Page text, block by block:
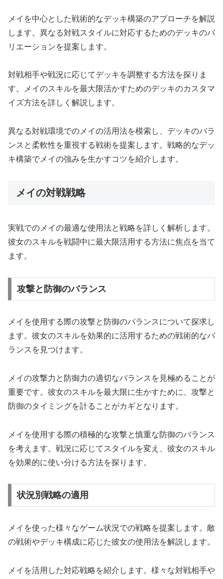
メイを中心とした戦術的なデッキ構築のアプローチを解説
します。異なる対戦スタイルに対応するためのデッキのバ
リエーションを提案します。
対戦相手や戦況に応じてデッキを調整する方法を探りま
す。メイのスキルを最大限活かすためのデッキのカスタマ
イズ方法を詳しく解説します。
異なる対戦環境でのメイの活用法を模索し、デッキのバラ
ンスと柔軟性を重視する戦術を提案します。戦略的なデッ
キ構築でメイの強みを生かすコツを紹介します。
メイの対戦戦略
実戦でのメイの最適な使用法と戦略を詳しく解析します。
彼女のスキルを戦闘中に最大限活用する方法に焦点を当て
ます。
攻撃と防御のバランス
メイを使用する際の攻撃と防御のバランスについて探求し
ます。彼女のスキルを効果的に活用するための戦術的なバ
ランスを見つけます。
メイの攻撃力と防御力の適切なバランスを見極めることが
重要です。彼女のスキルを最大限に生かすために、攻撃と
防御のタイミングを計ることがカギとなります。
メイを使用する際の積極的な攻撃と慎重な防御のバランス
を考えます。戦況に応じてスタイルを変え、彼女のスキル
を効果的に使い分ける方法を探ります。
状況別戦略の適用
メイを使った様々なゲーム状況での戦略を提案します。敵
の戦術やデッキ構成に応じた彼女の使用法を解説します。
メイを活用した対応戦略を紹介します。様々な対戦相手や